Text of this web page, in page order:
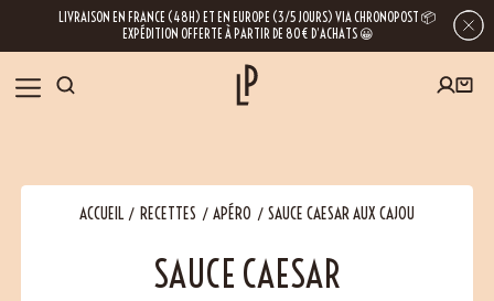
LIVRAISON EN FRANCE (48H) ET EN EUROPE (3/5 JOURS) VIA CHRONOPOST 📦
EXPÉDITION OFFERTE À PARTIR DE 80€ D’ACHATS 😀
NOS ÉPICES
ACCUEIL RECETTES APÉRO SAUCE CAESAR AUX CAJOU
SAUCE CAESAR